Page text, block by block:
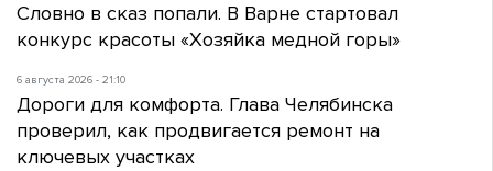
Словно в сказ попали. В Варне стартовал
конкурс красоты «Хозяйка медной горы»
6 августа 2026 - 21:10
Дороги для комфорта. Глава Челябинска
проверил, как продвигается ремонт на
ключевых участках